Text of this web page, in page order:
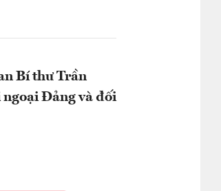
Bí thư Trần
ngoại Đảng và đối